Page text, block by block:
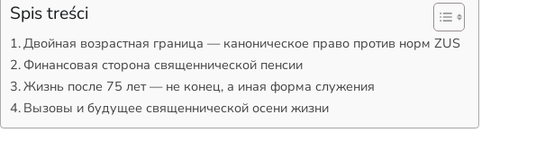
Spis treści
Двойная возрастная граница — каноническое право против норм ZUS
Финансовая сторона священнической пенсии
Жизнь после 75 лет — не конец, а иная форма служения
Вызовы и будущее священнической осени жизни